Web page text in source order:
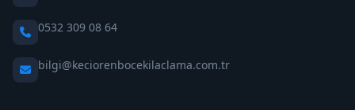
0532 309 08 64
bilgi@keciorenbocekilaclama.com.tr